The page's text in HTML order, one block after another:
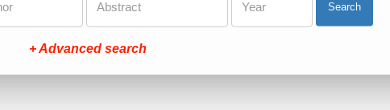
Search
+ Advanced search